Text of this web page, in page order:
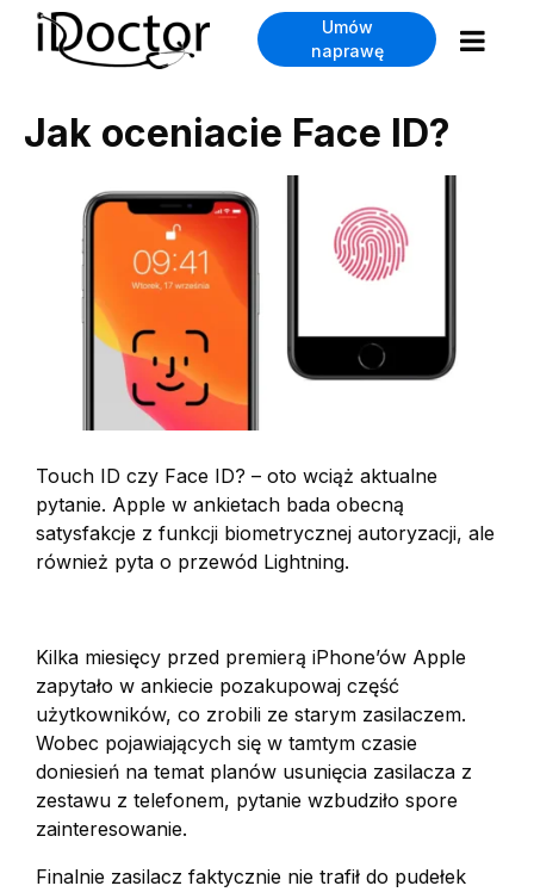
Umów
naprawę
Jak oceniacie Face ID?
Touch ID czy Face ID? – oto wciąż aktualne
pytanie. Apple w ankietach bada obecną
satysfakcje z funkcji biometrycznej autoryzacji, ale
również pyta o przewód Lightning.
Kilka miesięcy przed premierą iPhone’ów Apple
zapytało w ankiecie pozakupowaj część
użytkowników, co zrobili ze starym zasilaczem.
Wobec pojawiających się w tamtym czasie
doniesień na temat planów usunięcia zasilacza z
zestawu z telefonem, pytanie wzbudziło spore
zainteresowanie.
Finalnie zasilacz faktycznie nie trafił do pudełek